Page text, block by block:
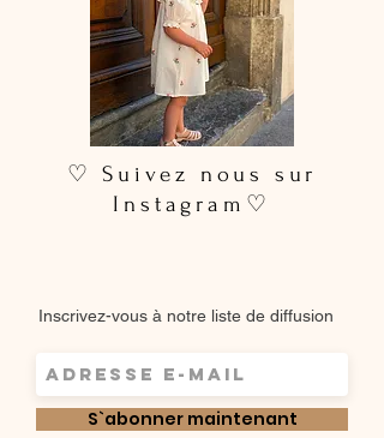
♡ Suivez nous sur
Instagram♡
Inscrivez-vous à notre liste de diffusion
S`abonner maintenant